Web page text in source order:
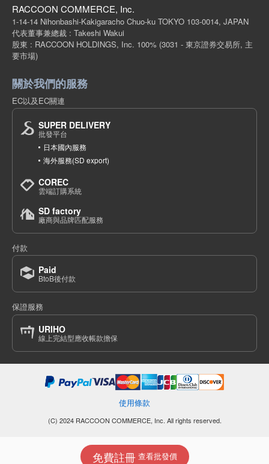
免費註冊查看批發價
RACCOON COMMERCE, Inc.
1-14-14 Nihonbashi-Kakigaracho Chuo-ku TOKYO 103-0014, JAPAN
代表董事兼總裁 : Takeshi Wakui
股東 : RACCOON HOLDINGS, Inc. 100% (3031 - 東京證券交易所, 主
要市場)
關於我們的服務
EC以及EC關連
SUPER DELIVERY
批發平台
日本國內服務
海外服務(SD export)
COREC
雲端訂購系統
SD factory
廠商與品牌匹配服務
付款
Paid
BtoB後付款
保證服務
URIHO
線上完結型應收帳款擔保
使用條款
(C) 2024 RACCOON COMMERCE, Inc. All rights reserved.